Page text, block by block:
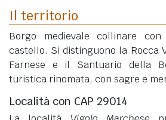
Il territorio
Borgo medievale collinare
castello. Si distinguono la Rocca
Farnese e il Santuario della
turistica rinomata, con sagre e
Località con CAP 29014